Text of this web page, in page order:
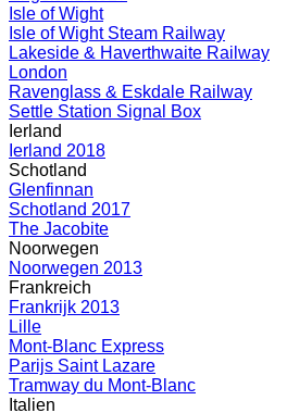
Isle of Wight
Isle of Wight Steam Railway
Lakeside & Haverthwaite Railway
London
Ravenglass & Eskdale Railway
Settle Station Signal Box
Ierland
Ierland 2018
Schotland
Glenfinnan
Schotland 2017
The Jacobite
Noorwegen
Noorwegen 2013
Frankreich
Frankrijk 2013
Lille
Mont-Blanc Express
Parijs Saint Lazare
Tramway du Mont-Blanc
Italien